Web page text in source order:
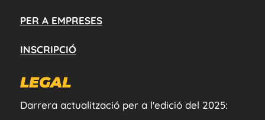
PER A EMPRESES
INSCRIPCIÓ
LEGAL
Darrera actualització per a l'edició del 2025: